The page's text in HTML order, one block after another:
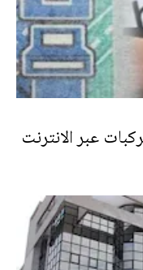
عبر الانترنت